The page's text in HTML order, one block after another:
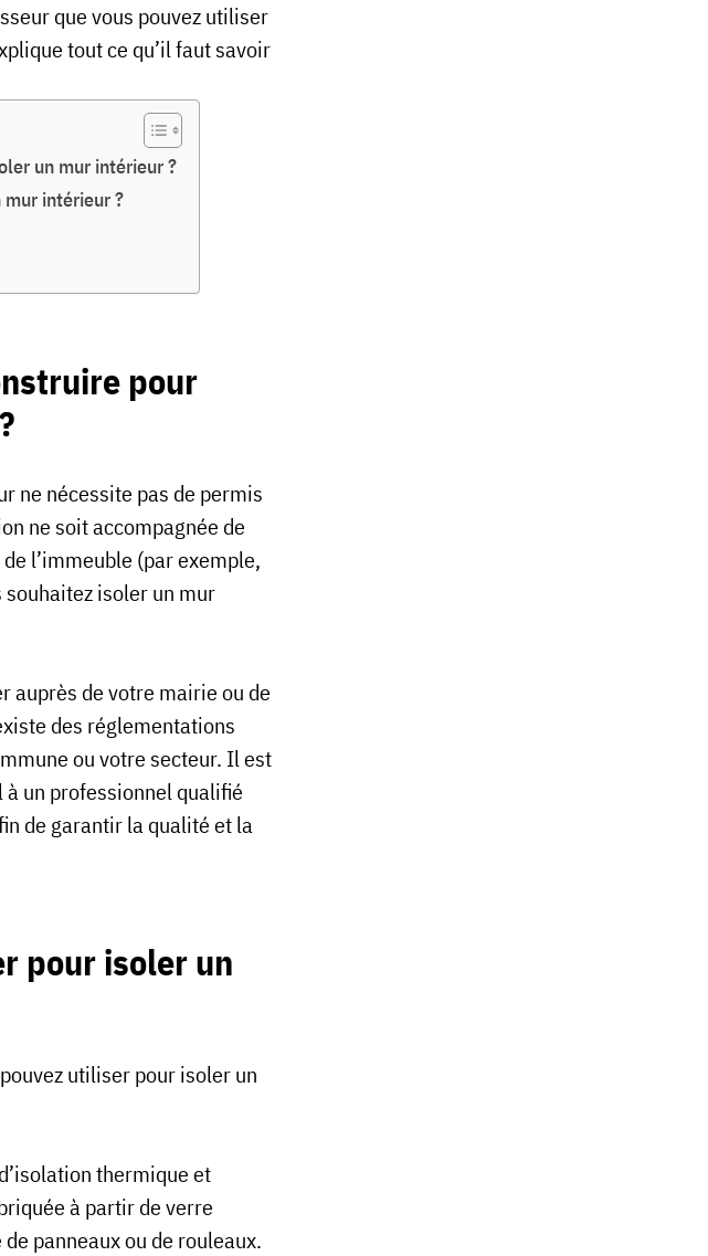
que vous pouvez utiliser
tout ce qu’il faut savoir
un mur intérieur ?
intérieur ?
pour
ne nécessite pas de permis
ne soit accompagnée de
l’immeuble (par exemple,
isoler un mur
auprès de votre mairie ou de
des réglementations
ou votre secteur. Il est
un professionnel qualifié
de garantir la qualité et la
pour isoler un
utiliser pour isoler un
thermique et
à partir de verre
panneaux ou de rouleaux.